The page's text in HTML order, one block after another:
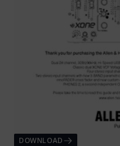
DOWNLOAD